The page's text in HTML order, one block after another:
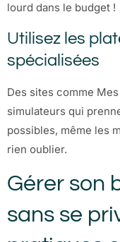
lourd dans le budget !
Utilisez les
spécialisées
Des sites comme
simulateurs qui
possibles, même les
rien oublier.
Gérer son
sans se